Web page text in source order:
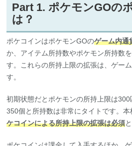
Part 1. ポケモンGOの
は？
ポケコインはポケモンGOのゲーム内通
か、アイテム所持数やポケモン所持数
す。これらの所持上限の拡張は、ゲー
す。
初期状態だとポケモンの所持上限は
350個と所持数は非常にタイトです。
ケコインによる所持上限の拡張は必須